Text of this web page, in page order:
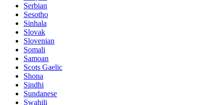
Serbian
Sesotho
Sinhala
Slovak
Slovenian
Somali
Samoan
Scots Gaelic
Shona
Sindhi
Sundanese
Swahili